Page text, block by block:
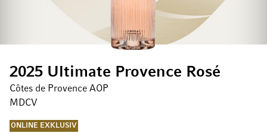
2025 Ultimate Provence Rosé
Côtes de Provence AOP
MDCV
ONLINE EXKLUSIV